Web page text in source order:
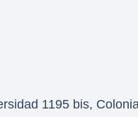
1195 bis,